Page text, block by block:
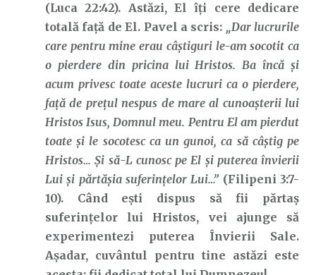
(Luca 22:42). Astăzi, El îți cere dedicare
totală față de El. Pavel a scris: „Dar lucrurile
care pentru mine erau câștiguri le-am socotit ca
o pierdere din pricina lui Hristos. Ba încă și
acum privesc toate aceste lucruri ca o pierdere,
față de prețul nespus de mare al cunoașterii lui
Hristos Isus, Domnul meu. Pentru El am pierdut
toate și le socotesc ca un gunoi, ca să câștig pe
Hristos… Și să-L cunosc pe El și puterea învierii
Lui și părtășia suferințelor Lui…” (Filipeni 3:7-
10). Când ești dispus să fii părtaș
suferințelor lui Hristos, vei ajunge să
experimentezi puterea Învierii Sale.
Așadar, cuvântul pentru tine astăzi este